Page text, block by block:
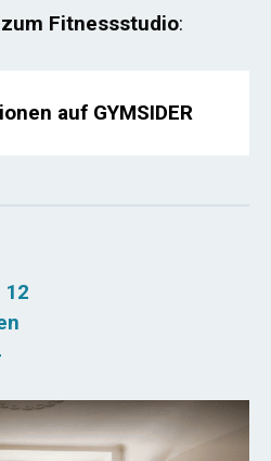
Fitnessstudio:
auf GYMSIDER